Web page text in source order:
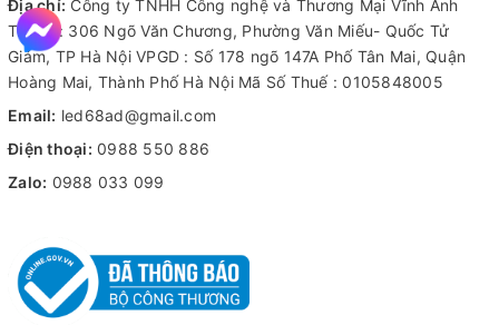
Địa chỉ: Công ty TNHH Công nghệ và Thương Mại Vĩnh Anh
Trụ sở : 306 Ngõ Văn Chương, Phường Văn Miếu- Quốc Tử
Giám, TP Hà Nội VPGD : Số 178 ngõ 147A Phố Tân Mai, Quận
Hoàng Mai, Thành Phố Hà Nội Mã Số Thuế : 0105848005
Email: led68ad@gmail.com
Điện thoại: 0988 550 886
Zalo: 0988 033 099